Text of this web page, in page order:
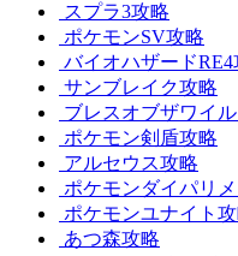
スプラ3攻略
ポケモンSV攻略
バイオハザードRE4
サンブレイク攻略
ブレスオブザワイ
ポケモン剣盾攻略
アルセウス攻略
ポケモンダイパリ
ポケモンユナイト
あつ森攻略